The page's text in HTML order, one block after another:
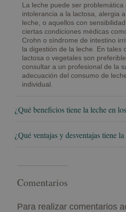
La leche puede ser
intolerancia a la lactosa, alergia
leche, o aquellos con
ciertas condiciones médicas
Crohn o síndrome de intestino
la digestión de la leche. En tales
lactosa o vegetales son
consultar a un profesional de la
adecuación del consumo de
individual.
¿Qué beneficios tiene la leche en
¿Qué ventajas y desventajas tiene
Comentarios
Para realizar comentarios